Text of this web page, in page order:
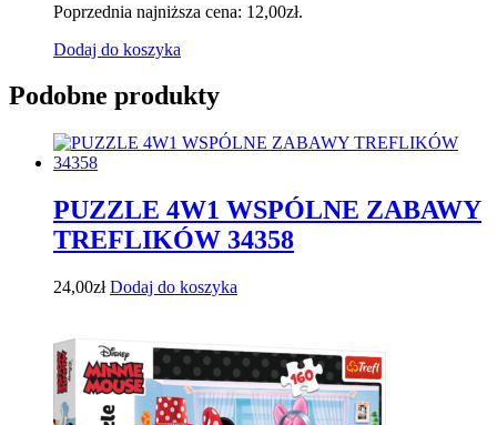
Poprzednia najniższa cena: 12,00zł.
Dodaj do koszyka
Podobne produkty
PUZZLE 4W1 WSPÓLNE ZABAWY
TREFLIKÓW 34358
24,00zł Dodaj do koszyka